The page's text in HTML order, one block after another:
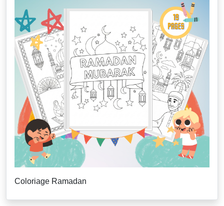
Coloriage Ramadan